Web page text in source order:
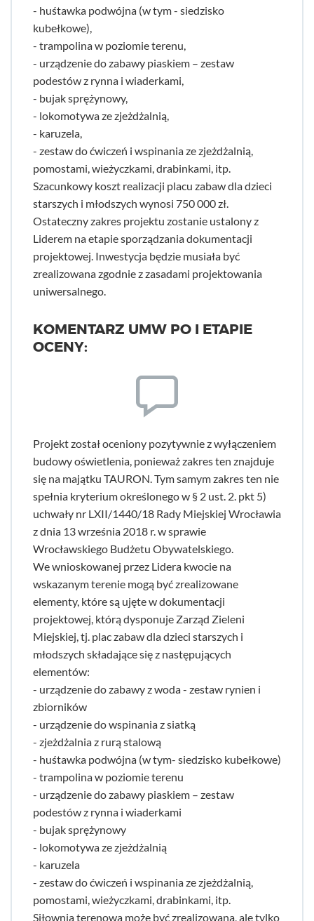
- huśtawka podwójna (w tym - siedzisko
kubełkowe),
- trampolina w poziomie terenu,
- urządzenie do zabawy piaskiem – zestaw
podestów z rynna i wiaderkami,
- bujak sprężynowy,
- lokomotywa ze zjeżdżalnią,
- karuzela,
- zestaw do ćwiczeń i wspinania ze zjeżdżalnią,
pomostami, wieżyczkami, drabinkami, itp.
Szacunkowy koszt realizacji placu zabaw dla dzieci
starszych i młodszych wynosi 750 000 zł.
Ostateczny zakres projektu zostanie ustalony z
Liderem na etapie sporządzania dokumentacji
projektowej. Inwestycja będzie musiała być
zrealizowana zgodnie z zasadami projektowania
uniwersalnego.
KOMENTARZ UMW PO I ETAPIE
OCENY:
Projekt został oceniony pozytywnie z wyłączeniem
budowy oświetlenia, ponieważ zakres ten znajduje
się na majątku TAURON. Tym samym zakres ten nie
spełnia kryterium określonego w § 2 ust. 2. pkt 5)
uchwały nr LXII/1440/18 Rady Miejskiej Wrocławia
z dnia 13 września 2018 r. w sprawie
Wrocławskiego Budżetu Obywatelskiego.
We wnioskowanej przez Lidera kwocie na
wskazanym terenie mogą być zrealizowane
elementy, które są ujęte w dokumentacji
projektowej, którą dysponuje Zarząd Zieleni
Miejskiej, tj. plac zabaw dla dzieci starszych i
młodszych składające się z następujących
elementów:
- urządzenie do zabawy z woda - zestaw rynien i
zbiorników
- urządzenie do wspinania z siatką
- zjeżdżalnia z rurą stalową
- huśtawka podwójna (w tym- siedzisko kubełkowe)
- trampolina w poziomie terenu
- urządzenie do zabawy piaskiem – zestaw
podestów z rynna i wiaderkami
- bujak sprężynowy
- lokomotywa ze zjeżdżalnią
- karuzela
- zestaw do ćwiczeń i wspinania ze zjeżdżalnią,
pomostami, wieżyczkami, drabinkami, itp.
Siłownia terenowa może być zrealizowana, ale tylko